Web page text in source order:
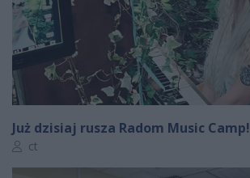
Już dzisiaj rusza Radom Music Camp!
Autor artykułu:
ct